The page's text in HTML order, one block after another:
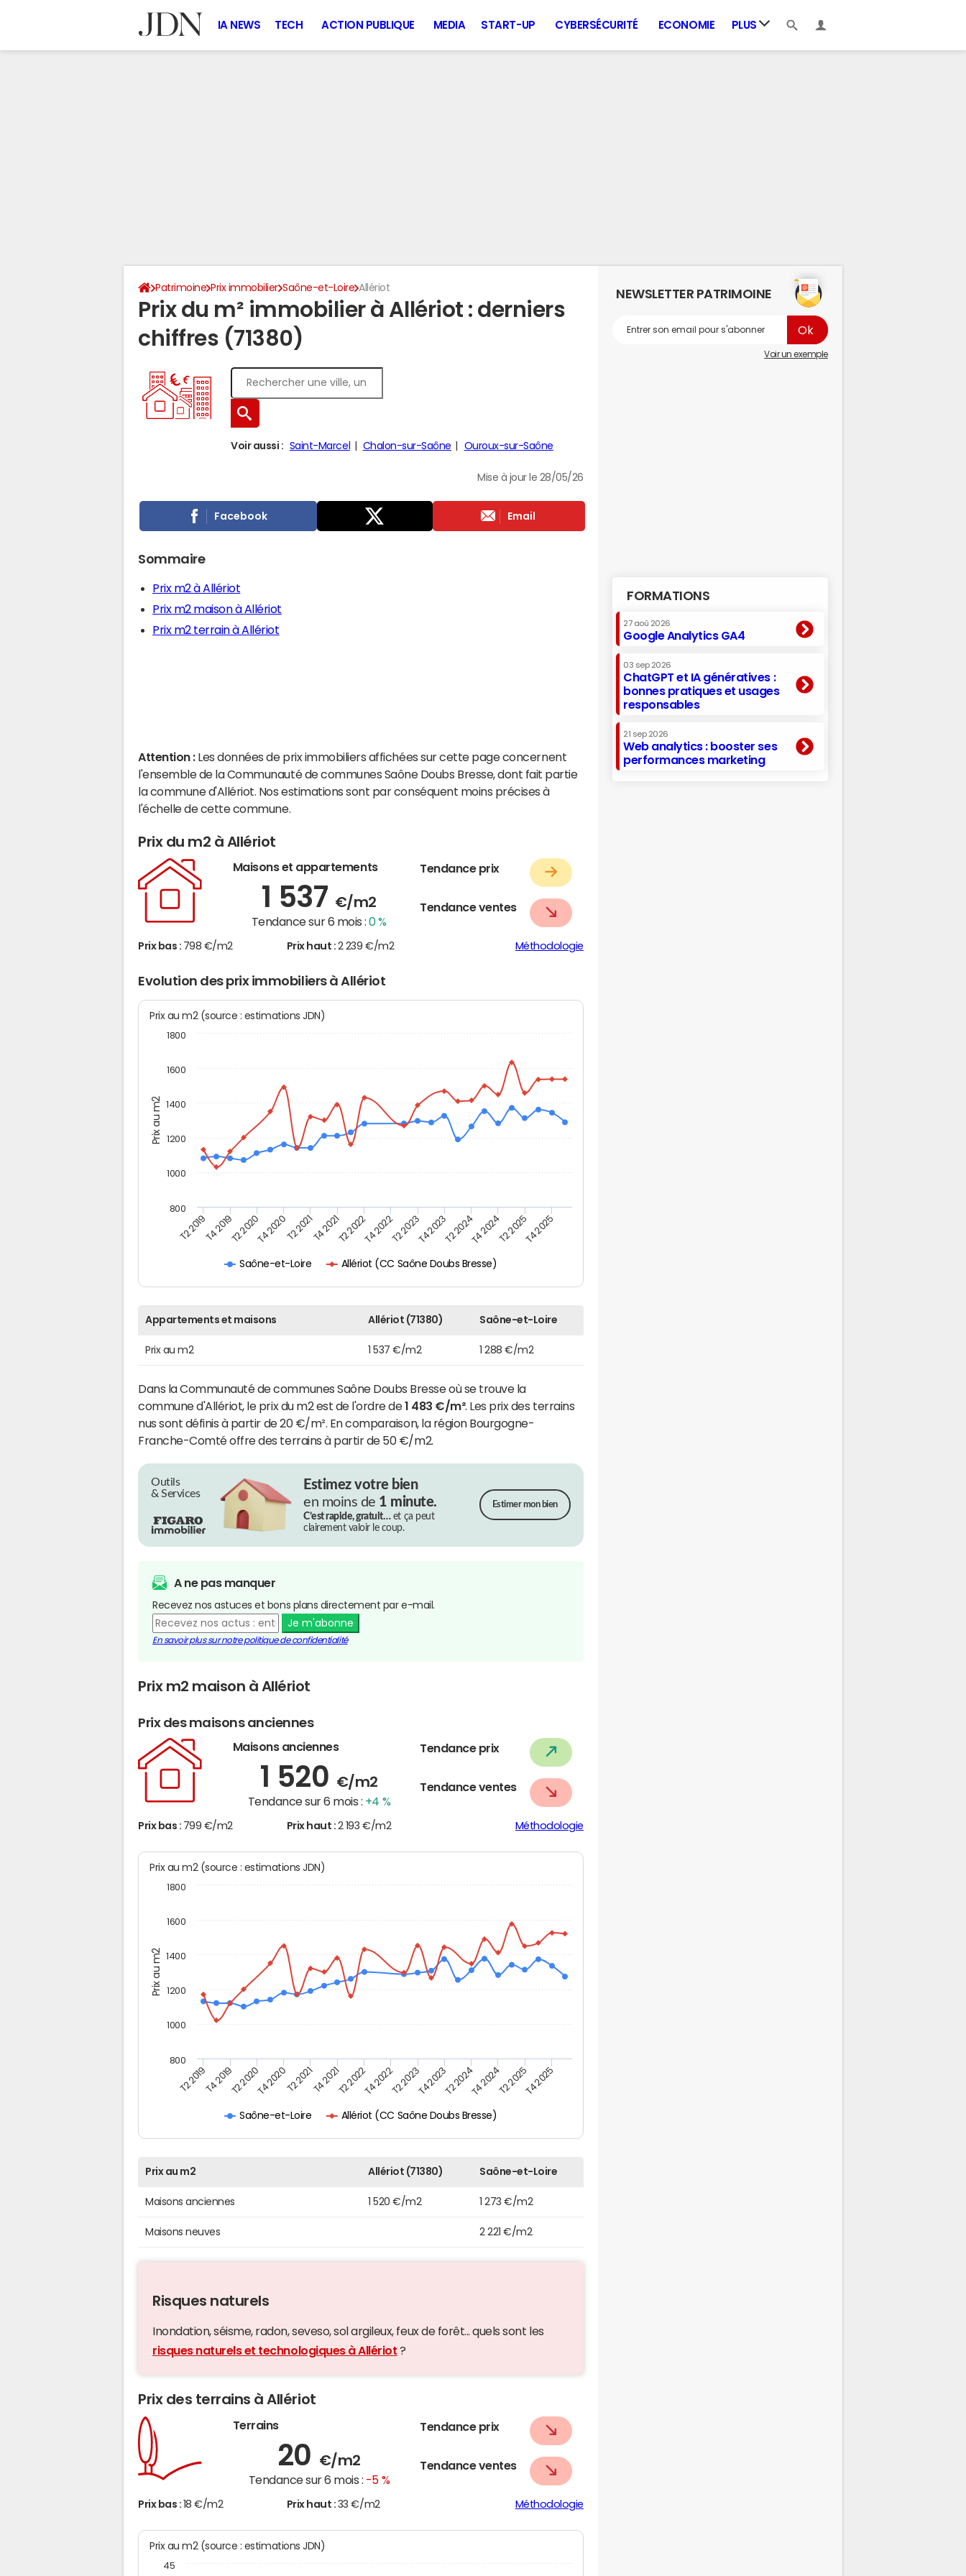
IA NEWS TECH ACTION PUBLIQUE MEDIA START-UP CYBERSÉCURITÉ ECONOMIE PLUS
Patrimoine Prix immobilier Saône-et-Loire Allériot
Prix du m² immobilier à Allériot : derniers
chiffres (71380)
Voir aussi : Saint-Marcel Chalon-sur-Saône Ouroux-sur-Saône
Mise à jour le 28/05/26
Facebook Email
Sommaire
Prix m2 à Allériot
Prix m2 maison à Allériot
Prix m2 terrain à Allériot
Attention : Les données de prix immobiliers affichées sur cette page concernent
l'ensemble de la Communauté de communes Saône Doubs Bresse, dont fait partie
la commune d'Allériot. Nos estimations sont par conséquent moins précises à
l'échelle de cette commune.
Prix du m2 à Allériot
Maisons et appartements
1 537 €/m2
Tendance sur 6 mois :0 %
Tendance prix
Tendance ventes
Prix bas : 798 €/m2 Prix haut : 2 239 €/m2 Méthodologie
Evolution des prix immobiliers à Allériot
Prix au m2
Prix au m2 (source : estimations JDN)
Saône-et-Loire Allériot (CC Saône Doubs Bresse)
T2 2019T4 2019T2 2020T4 2020T2 2021T4 2021T2 2022T4 2022T2 2023T4 2023T2 2024T4 2024T2 2025T4 2025
800
1000
1200
1400
1600
1800
Appartements et maisons Allériot (71380) Saône-et-Loire
Prix au m2 1 537 €/m2 1 288 €/m2
Dans la Communauté de communes Saône Doubs Bresse où se trouve la
commune d'Allériot, le prix du m2 est de l'ordre de1 483 €/m². Les prix des terrains
nus sont définis à partir de 20 €/m². En comparaison, la région Bourgogne-
Franche-Comté offre des terrains à partir de 50 €/m2.
Outils
& Services
Estimez votre bien
en moins de 1 minute.
C’est rapide, gratuit…et ça peut
clairement valoir le coup.
Estimer mon bien
A ne pas manquer
Recevez nos astuces et bons plans directement par e-mail.
Je m'abonne
En savoir plus sur notre politique de confidentialité
Prix m2 maison à Allériot
Prix des maisons anciennes
Maisons anciennes
1 520 €/m2
Tendance sur 6 mois : +4 %
Tendance prix
Tendance ventes
Prix bas : 799 €/m2 Prix haut : 2 193 €/m2 Méthodologie
Prix au m2
Prix au m2 (source : estimations JDN)
Saône-et-Loire Allériot (CC Saône Doubs Bresse)
T2 2019T4 2019T2 2020T4 2020T2 2021T4 2021T2 2022T4 2022T2 2023T4 2023T2 2024T4 2024T2 2025T4 2025
800
1000
1200
1400
1600
1800
Prix au m2 Allériot (71380) Saône-et-Loire
Maisons anciennes 1 520 €/m2 1 273 €/m2
Maisons neuves 2 221 €/m2
Risques naturels
Inondation, séisme, radon, seveso, sol argileux, feux de forêt... quels sont les
risques naturels et technologiques à Allériot ?
Prix des terrains à Allériot
Terrains
20 €/m2
Tendance sur 6 mois : -5 %
Tendance prix
Tendance ventes
Prix bas : 18 €/m2 Prix haut : 33 €/m2 Méthodologie
Prix au m2 (source : estimations JDN)
45
NEWSLETTER PATRIMOINE
Voir un exemple
FORMATIONS
27 aoû 2026
Google Analytics GA4
03 sep 2026
ChatGPT et IA génératives :
bonnes pratiques et usages
responsables
21 sep 2026
Web analytics : booster ses
performances marketing